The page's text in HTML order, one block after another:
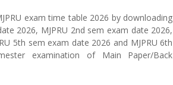
exam time table 2026 by downloading
2026, MJPRU 2nd sem exam date 2026,
5th sem exam date 2026 and MJPRU 6th
examination of Main Paper/Back